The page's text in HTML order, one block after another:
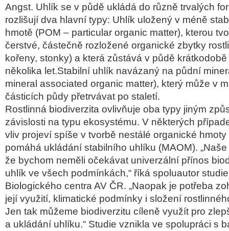
Angst. Uhlík se v půdě ukládá do různě trvalých
rozlišují dva hlavní typy: Uhlík uložený v méně
hmotě (POM – particular organic matter), kterou
čerstvé, částečně rozložené organické zbytky
kořeny, stonky) a která zůstává v půdě
několika let.Stabilní uhlík navázaný na půdní
mineral associated organic matter), který může v
částicích půdy přetrvávat po staletí.
Rostlinná biodiverzita ovlivňuje oba typy jiným
závislosti na typu ekosystému. V některých
vliv projeví spíše v tvorbě nestálé organické hmoty
pomáhá ukládání stabilního uhlíku (MAOM).
že bychom neměli očekávat univerzální přínos
uhlík ve všech podmínkách,“ říká spoluautor
Biologického centra AV ČR. „Naopak je potřeba
její využití, klimatické podmínky i složení
Jen tak můžeme biodiverzitu cíleně využít pro
a ukládání uhlíku.“ Studie vznikla ve spolupráci s